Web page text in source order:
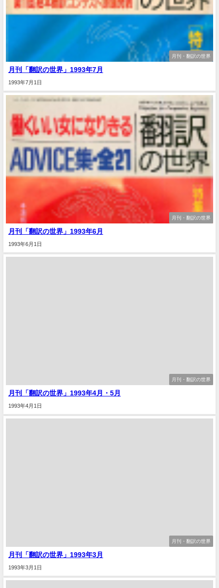
月刊・翻訳の世界
月刊「翻訳の世界」1993年7月
1993年7月1日
月刊・翻訳の世界
月刊「翻訳の世界」1993年6月
1993年6月1日
月刊・翻訳の世界
月刊「翻訳の世界」1993年4月・5月
1993年4月1日
月刊・翻訳の世界
月刊「翻訳の世界」1993年3月
1993年3月1日